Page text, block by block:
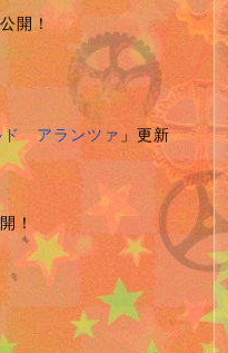
開！
ド アランツァ」更新
！